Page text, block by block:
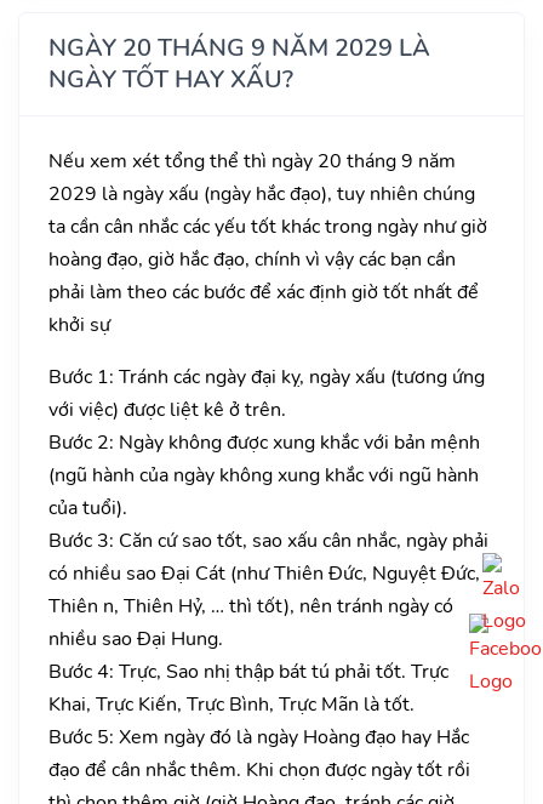
NGÀY 20 THÁNG 9 NĂM 2029 LÀ
NGÀY TỐT HAY XẤU?
Nếu xem xét tổng thể thì ngày 20 tháng 9 năm
2029 là ngày xấu (ngày hắc đạo), tuy nhiên chúng
ta cần cân nhắc các yếu tốt khác trong ngày như giờ
hoàng đạo, giờ hắc đạo, chính vì vậy các bạn cần
phải làm theo các bước để xác định giờ tốt nhất để
khởi sự
Bước 1: Tránh các ngày đại kỵ, ngày xấu (tương ứng
với việc) được liệt kê ở trên.
Bước 2: Ngày không được xung khắc với bản mệnh
(ngũ hành của ngày không xung khắc với ngũ hành
của tuổi).
Bước 3: Căn cứ sao tốt, sao xấu cân nhắc, ngày phải
có nhiều sao Đại Cát (như Thiên Đức, Nguyệt Đức,
Thiên n, Thiên Hỷ, … thì tốt), nên tránh ngày có
nhiều sao Đại Hung.
Bước 4: Trực, Sao nhị thập bát tú phải tốt. Trực
Khai, Trực Kiến, Trực Bình, Trực Mãn là tốt.
Bước 5: Xem ngày đó là ngày Hoàng đạo hay Hắc
đạo để cân nhắc thêm. Khi chọn được ngày tốt rồi